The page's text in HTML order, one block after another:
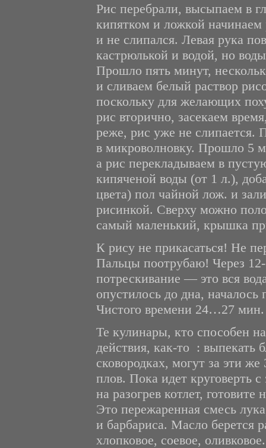
Рис перебрали, высыпаем в
кипятком и ложкой
и не слипался. Левая рука
кастрюлькой и водой, но
Прошло пять минут,
и сливаем белый раствор
поскольку для желающих
рис вторично, засекаем
реже, рис уже не слипается.
в микроволновку. Прошло 5
а рис перекладываем в
кипяченой воды (от 1 л.),
цвета) пол чайной лож. и
рисинкой. Сверху можно
самый маленький, крышка
К рису не прикасаться! Не
Пальцы поотрубаю! Через 12-
потрескивание — это вся
опустилось до дна,
Чистого времени 24…27 мин.
Те кулинары, кто способен
действия, как-то : выпекать
сковородках, могут за эти
плов. Пока идет круговерть
на разогрев котлет, готовите
Это пережаренная смесь
и барбариса. Масло берется
хлопковое, соевое, оливковое.